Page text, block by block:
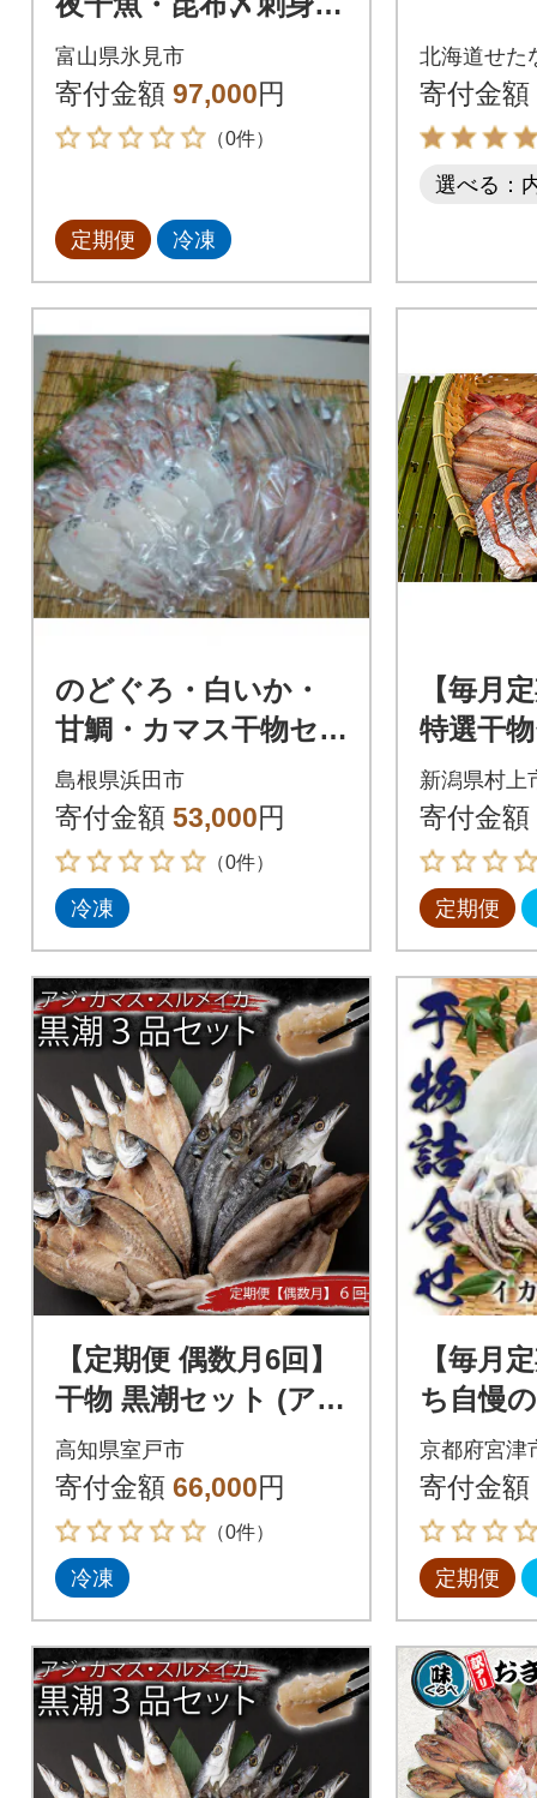
山海の幸＜氷見鰤・蛍
いか・のどぐろ入＞
全6回
富山県氷見市
寄付金額 97,000円
（0件）
定期便 冷凍
北海道せた
寄付金額
選べる：
のどぐろ・白いか・
甘鯛・カマス干物セ
ット
島根県浜田市
寄付金額 53,000円
（0件）
冷凍
【毎月
特選干
コース)
新潟県村上
寄付金額
定期便
【定期便 偶数月6回】
干物 黒潮セット (ア
ジ・カマス・スルメ
イカ)詰め合わせセッ
ト
高知県室戸市
寄付金額 66,000円
（0件）
冷凍
【毎月
ち自慢
せセッ
京都府宮津
寄付金額
定期便